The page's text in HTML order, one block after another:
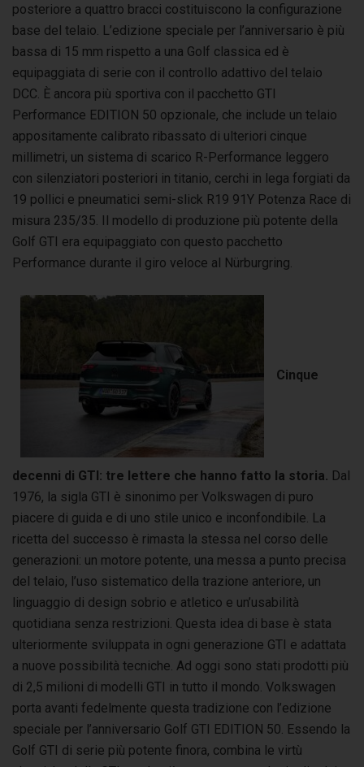
posteriore a quattro bracci costituiscono la configurazione
base del telaio. L’edizione speciale per l’anniversario è più
bassa di 15 mm rispetto a una Golf classica ed è
equipaggiata di serie con il controllo adattivo del telaio
DCC. È ancora più sportiva con il pacchetto GTI
Performance EDITION 50 opzionale, che include un telaio
appositamente calibrato ribassato di ulteriori cinque
millimetri, un sistema di scarico R-Performance leggero
con silenziatori posteriori in titanio, cerchi in lega forgiati da
19 pollici e pneumatici semi-slick R19 91Y Potenza Race di
misura 235/35. Il modello di produzione più potente della
Golf GTI era equipaggiato con questo pacchetto
Performance durante il giro veloce al Nürburgring.
Cinque
decenni di GTI: tre lettere che hanno fatto la storia. Dal
1976, la sigla GTI è sinonimo per Volkswagen di puro
piacere di guida e di uno stile unico e inconfondibile. La
ricetta del successo è rimasta la stessa nel corso delle
generazioni: un motore potente, una messa a punto precisa
del telaio, l’uso sistematico della trazione anteriore, un
linguaggio di design sobrio e atletico e un’usabilità
quotidiana senza restrizioni. Questa idea di base è stata
ulteriormente sviluppata in ogni generazione GTI e adattata
a nuove possibilità tecniche. Ad oggi sono stati prodotti più
di 2,5 milioni di modelli GTI in tutto il mondo. Volkswagen
porta avanti fedelmente questa tradizione con l’edizione
speciale per l’anniversario Golf GTI EDITION 50. Essendo la
Golf GTI di serie più potente finora, combina le virtù